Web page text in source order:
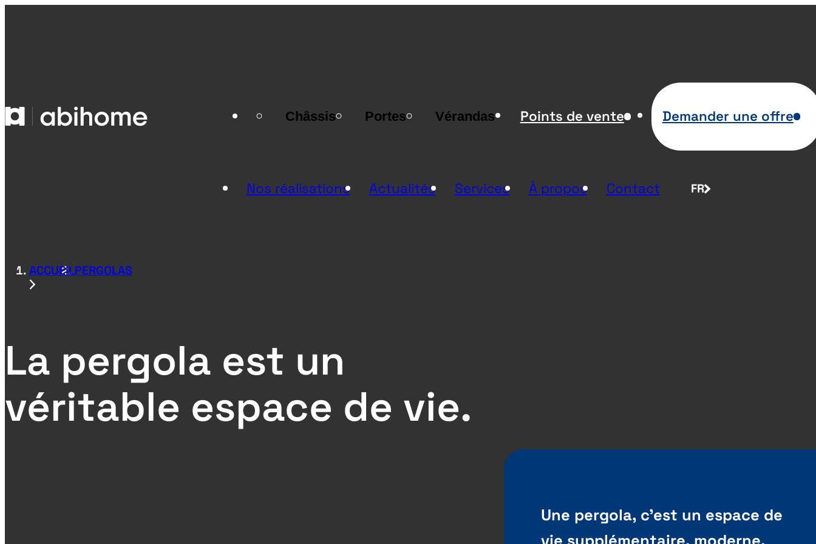
PASSER AU CONTENU
Abihome Châssis Portes Vérandas Points de vente Demander une offre
Nos réalisations Actualités Services À propos Contact FR
ACCUEILPERGOLAS
La pergola est un
véritable espace de vie.
Une pergola, c’est un espace de